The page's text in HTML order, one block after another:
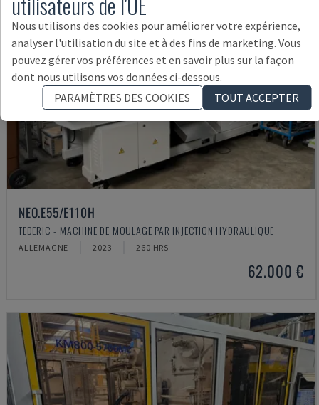
NEO.E55/E110H
TEDERIC - MACHINE DE MOULAGE PAR INJECTION HYDRAULIQUE
ALLEMAGNE 2023 260 HRS
62.000 €
Nous utilisons des cookies pour améliorer votre expérience,
analyser l'utilisation du site et à des fins de marketing. Vous
pouvez gérer vos préférences et en savoir plus sur la façon
dont nous utilisons vos données ci-dessous.
PARAMÈTRES DES COOKIES
TOUT ACCEPTER